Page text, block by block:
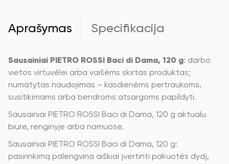
Aprašymas Specifikacija
Sausainiai PIETRO ROSSI Baci di Dama, 120 g: darbo
vietos virtuvėlei arba vaišėms skirtas produktas;
numatytas naudojimas – kasdienėms pertraukoms,
susitikimams arba bendroms atsargoms papildyti.
Sausainiai PIETRO ROSSI Baci di Dama, 120 g aktualu
biure, renginyje arba namuose.
Sausainiai PIETRO ROSSI Baci di Dama, 120 g:
pasirinkimą palengvina aiškiai įvertinti pakuotės dydį,